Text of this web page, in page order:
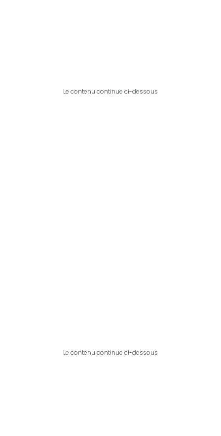
Le contenu continue ci-dessous
Le contenu continue ci-dessous